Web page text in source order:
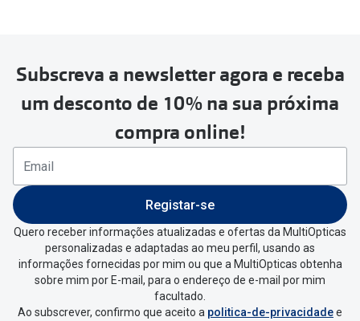
Subscreva a newsletter agora e receba
um desconto de 10% na sua próxima
compra online!
Registar-se
Quero receber informações atualizadas e ofertas da MultiOpticas
personalizadas e adaptadas ao meu perfil, usando as
informações fornecidas por mim ou que a MultiOpticas obtenha
sobre mim por E-mail, para o endereço de e-mail por mim
facultado.
Ao subscrever, confirmo que aceito a politica-de-privacidadee